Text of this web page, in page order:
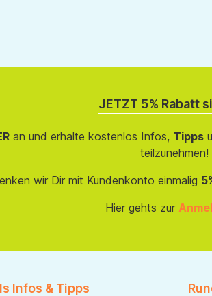
JETZT 5% Rabatt
an und erhalte kostenlos Infos, Tipps
teilzunehmen!
wir Dir mit Kundenkonto einmalig
Hier gehts zur
Infos & Tipps